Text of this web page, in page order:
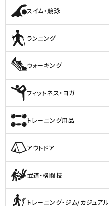
スイム・競泳
ランニング
ウォーキング
フィットネス・ヨガ
トレーニング用品
アウトドア
武道・格闘技
トレーニング・ジム/カジュアル